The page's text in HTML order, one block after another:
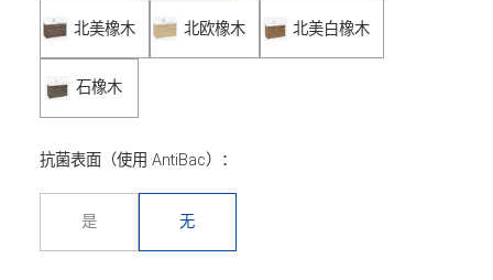
北美橡木 北欧橡木 北美白橡木
石橡木
抗菌表面（使用 AntiBac）：
是 无